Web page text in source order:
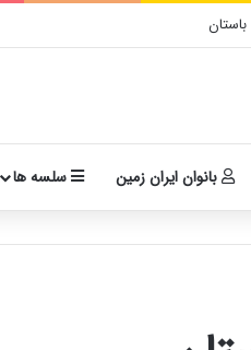
بانوان ایران زمین سلسه ها